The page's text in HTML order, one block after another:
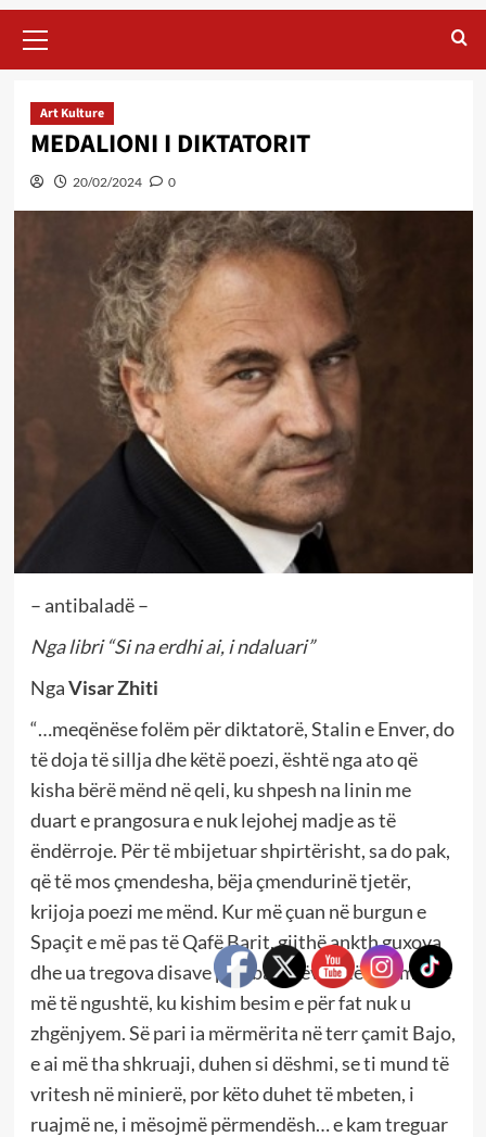
Menu
Art Kulture
MEDALIONI I DIKTATORIT
20/02/2024 0
– antibaladë –
Nga libri “Si na erdhi ai, i ndaluari”
NgaVisar Zhiti
“…meqënëse folëm për diktatorë, Stalin e Enver, do
të doja të sillja dhe këtë poezi, është nga ato që
kisha bërë mënd në qeli, ku shpesh na linin me
duart e prangosura e nuk lejohej madje as të
ëndërroje. Për të mbijetuar shpirtërisht, sa do pak,
që të mos çmendesha, bëja çmendurinë tjetër,
krijoja poezi me mënd. Kur më çuan në burgun e
Spaçit e më pas të Qafë Barit, gjithë ankth guxova
dhe ua tregova disave prej bashkëvuajtësve, miqve
më të ngushtë, ku kishim besim e për fat nuk u
zhgënjyem. Së pari ia mërmërita në terr çamit Bajo,
e ai më tha shkruaji, duhen si dëshmi, se ti mund të
vritesh në minierë, por këto duhet të mbeten, i
ruajmë ne, i mësojmë përmendësh… e kam treguar